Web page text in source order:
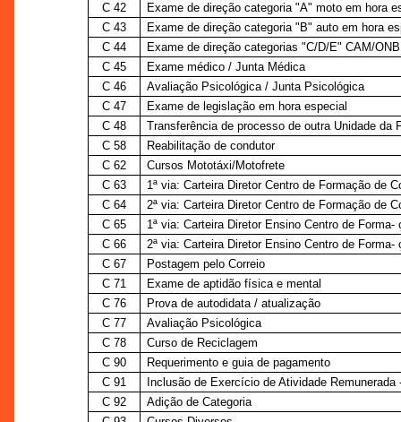
C 42
Exame de direção categoria "A" moto em hora
C 43
Exame de direção categoria "B" auto em hora
C 44
Exame de direção categorias "C/D/E" CAM/
C 45
Exame médico / Junta Médica
C 46
Avaliação Psicológica / Junta Psicológica
C 47
Exame de legislação em hora especial
C 48
Transferência de processo de outra Unidade da
C 58
Reabilitação de condutor
C 62
Cursos Mototáxi/Motofrete
C 63
1ª via: Carteira Diretor Centro de Formação de
C 64
2ª via: Carteira Diretor Centro de Formação de
C 65
1ª via: Carteira Diretor Ensino Centro de Forma-
C 66
2ª via: Carteira Diretor Ensino Centro de Forma-
C 67
Postagem pelo Correio
C 71
Exame de aptidão física e mental
C 76
Prova de autodidata / atualização
C 77
Avaliação Psicológica
C 78
Curso de Reciclagem
C 90
Requerimento e guia de pagamento
C 91
Inclusão de Exercício de Atividade Remunerada
C 92
Adição de Categoria